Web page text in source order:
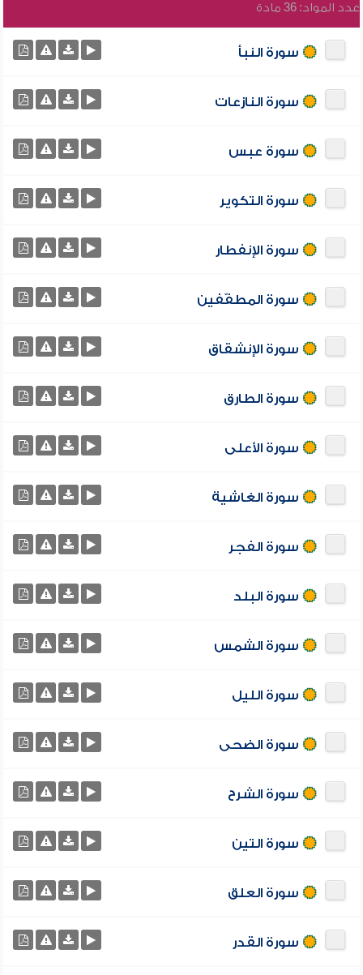
عدد المواد: 36 مادة
سورة النبأ
سورة النازعات
سورة عبس
سورة التكوير
سورة الإنفطار
سورة المطفّفين
سورة الإنشقاق
سورة الطارق
سورة الأعلى
سورة الغاشية
سورة الفجر
سورة البلد
سورة الشمس
سورة الليل
سورة الضحى
سورة الشرح
سورة التين
سورة العلق
سورة القدر